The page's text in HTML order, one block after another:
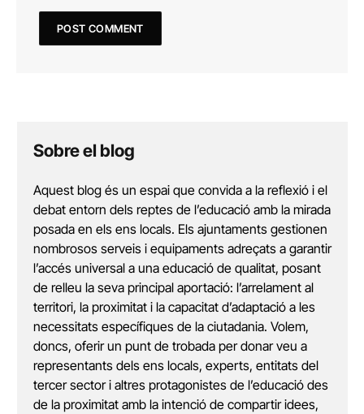
Sobre el blog
Aquest blog és un espai que convida a la reflexió i el
debat entorn dels reptes de l’educació amb la mirada
posada en els ens locals. Els ajuntaments gestionen
nombrosos serveis i equipaments adreçats a garantir
l’accés universal a una educació de qualitat, posant
de relleu la seva principal aportació: l’arrelament al
territori, la proximitat i la capacitat d’adaptació a les
necessitats específiques de la ciutadania. Volem,
doncs, oferir un punt de trobada per donar veu a
representants dels ens locals, experts, entitats del
tercer sector i altres protagonistes de l’educació des
de la proximitat amb la intenció de compartir idees,